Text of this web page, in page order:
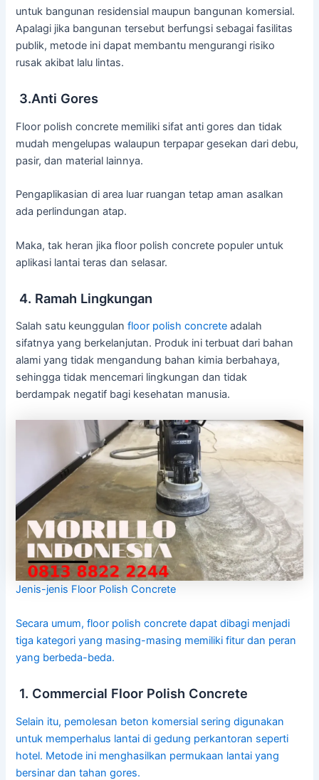
untuk bangunan residensial maupun bangunan komersial.
Apalagi jika bangunan tersebut berfungsi sebagai fasilitas
publik, metode ini dapat membantu mengurangi risiko
rusak akibat lalu lintas.
3.Anti Gores
Floor polish concrete memiliki sifat anti gores dan tidak
mudah mengelupas walaupun terpapar gesekan dari debu,
pasir, dan material lainnya.
Pengaplikasian di area luar ruangan tetap aman asalkan
ada perlindungan atap.
Maka, tak heran jika floor polish concrete populer untuk
aplikasi lantai teras dan selasar.
4. Ramah Lingkungan
Salah satu keunggulanfloor polish concrete adalah
sifatnya yang berkelanjutan. Produk ini terbuat dari bahan
alami yang tidak mengandung bahan kimia berbahaya,
sehingga tidak mencemari lingkungan dan tidak
berdampak negatif bagi kesehatan manusia.
Jenis-jenis Floor Polish Concrete
Secara umum, floor polish concrete dapat dibagi menjadi
tiga kategori yang masing-masing memiliki fitur dan peran
yang berbeda-beda.
1. Commercial Floor Polish Concrete
Selain itu, pemolesan beton komersial sering digunakan
untuk memperhalus lantai di gedung perkantoran seperti
hotel. Metode ini menghasilkan permukaan lantai yang
bersinar dan tahan gores.